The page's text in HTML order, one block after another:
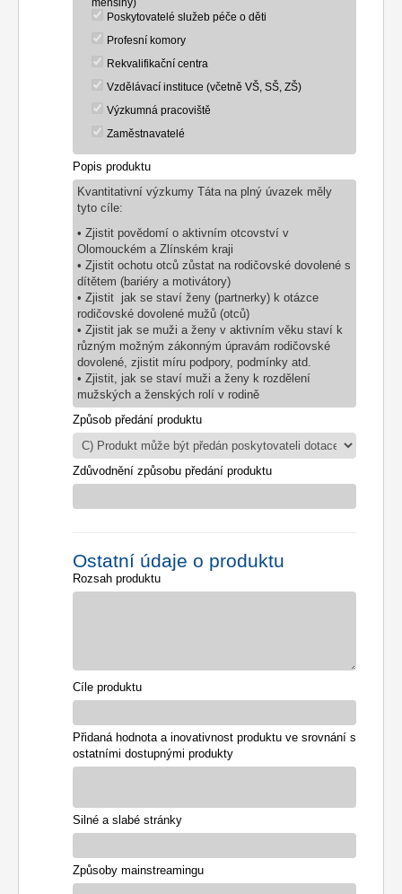
menšiny)
Poskytovatelé služeb péče o děti
Profesní komory
Rekvalifikační centra
Vzdělávací instituce (včetně VŠ, SŠ, ZŠ)
Výzkumná pracoviště
Zaměstnavatelé
Popis produktu
Kvantitativní výzkumy Táta na plný úvazek měly
tyto cíle:
• Zjistit povědomí o aktivním otcovství v
Olomouckém a Zlínském kraji
• Zjistit ochotu otců zůstat na rodičovské dovolené s
dítětem (bariéry a motivátory)
• Zjistit jak se staví ženy (partnerky) k otázce
rodičovské dovolené mužů (otců)
• Zjistit jak se muži a ženy v aktivním věku staví k
různým možným zákonným úpravám rodičovské
dovolené, zjistit míru podpory, podmínky atd.
• Zjistit, jak se staví muži a ženy k rozdělení
mužských a ženských rolí v rodině
Způsob předání produktu
Zdůvodnění způsobu předání produktu
Ostatní údaje o produktu
Rozsah produktu
Cíle produktu
Přidaná hodnota a inovativnost produktu ve srovnání s
ostatními dostupnými produkty
Silné a slabé stránky
Způsoby mainstreamingu